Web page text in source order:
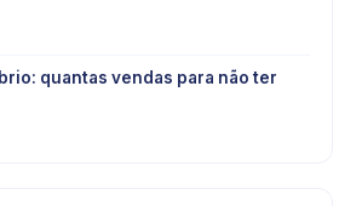
quantas vendas para não ter